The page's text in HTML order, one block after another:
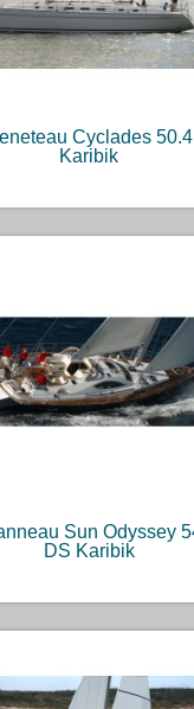
Cyclades 50.4
Karibik
Sun Odyssey
DS Karibik